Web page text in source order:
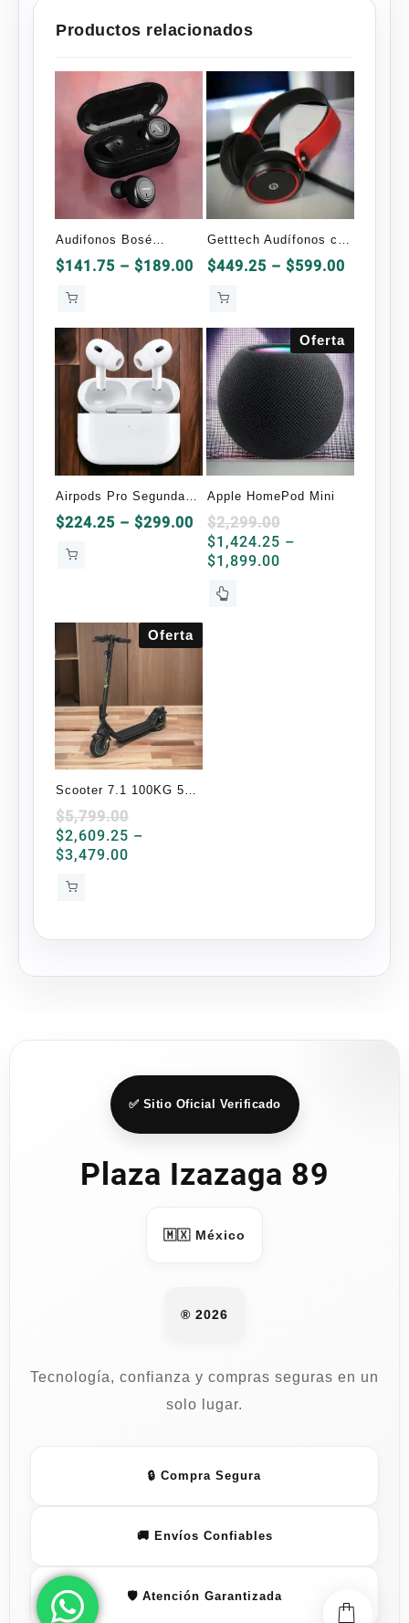
Productos relacionados
Audifonos Bosé
Bluetooth TWS-1 OEM
$141.75 – $189.00 Price
$141.75
$189.00
Getttech Audífonos con
Micrófono Rythm
$449.25 – $599.00
$599.00
Airpods Pro Segunda
Generación OEM
$224.25 – $299.00 Price
range:
$224.25
$299.00
Oferta
Apple HomePod Mini
$2,299.00
$1,424.25 –
$1,899.00
Este
Oferta
Scooter 7.1 100KG 50
Km/H Max
$5,799.00
$2,609.25 –
$3,479.00
✅ Sitio Oficial Verificado
Plaza Izazaga 89
🇲🇽 México
® 2026
Tecnología, confianza y compras seguras en un
solo lugar.
🔒 Compra Segura
🚚 Envíos Confiables
🛡️ Atención Garantizada